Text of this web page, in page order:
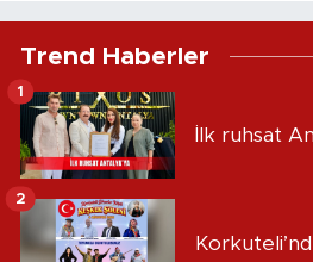
Trend Haberler
İlk ruhsat
1
2